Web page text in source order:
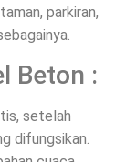
parkiran,
Beton :
setelah
difungsikan.